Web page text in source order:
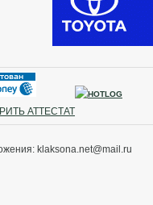
АТТЕСТАТ
klaksona.net@mail.ru